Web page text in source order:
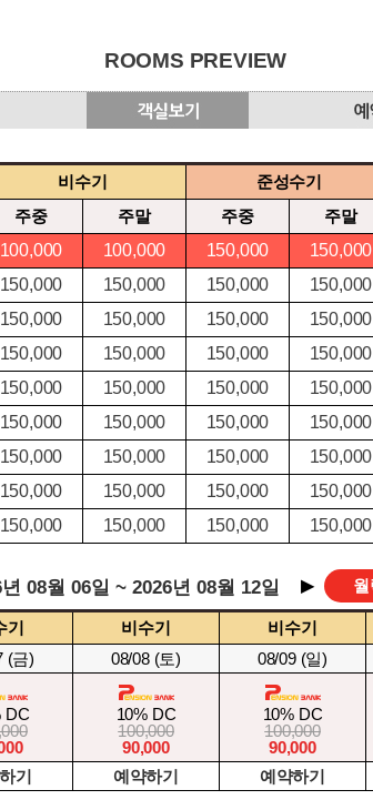
ROOMS PREVIEW
비수기 준성수기
주중 주말 주중 주말
100,000 100,000 150,000 150,000
150,000 150,000 150,000 150,000
150,000 150,000 150,000 150,000
150,000 150,000 150,000 150,000
150,000 150,000 150,000 150,000
150,000 150,000 150,000 150,000
150,000 150,000 150,000 150,000
150,000 150,000 150,000 150,000
150,000 150,000 150,000 150,000